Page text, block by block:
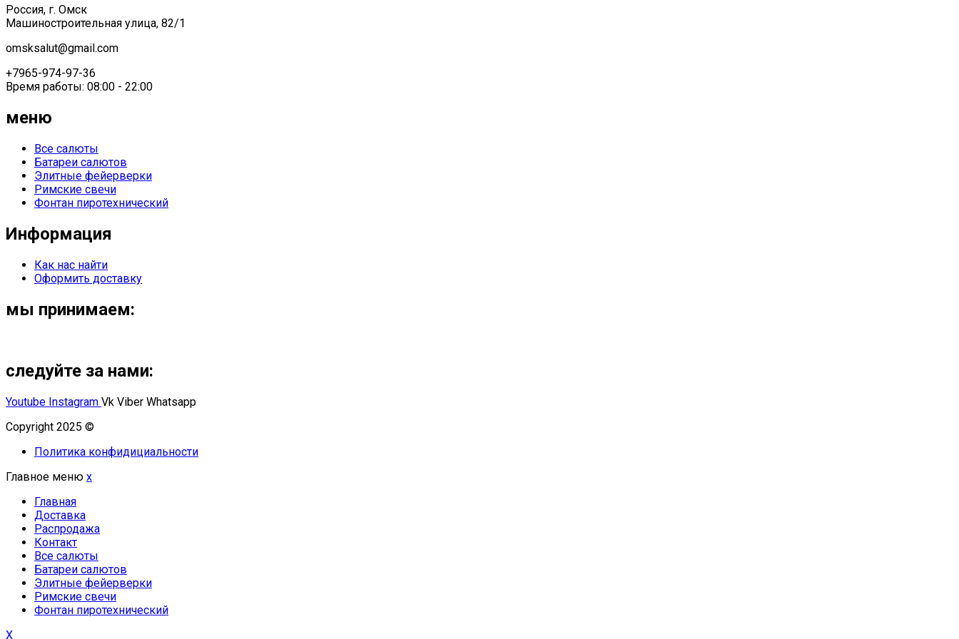
Россия, г. Омск
Машиностроительная улица, 82/1
omsksalut@gmail.com
+7965-974-97-36
Время работы: 08:00 - 22:00
меню
Все салюты
Батареи салютов
Элитные фейерверки
Римские свечи
Фонтан пиротехнический
Информация
Как нас найти
Оформить доставку
мы принимаем:
следуйте за нами:
Youtube Instagram Vk Viber Whatsapp
Copyright 2025 ©
Политика конфидициальности
Главное меню x
Главная
Доставка
Распродажа
Контакт
Все салюты
Батареи салютов
Элитные фейерверки
Римские свечи
Фонтан пиротехнический
X